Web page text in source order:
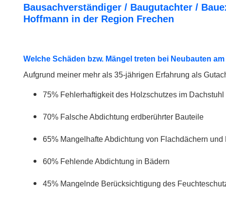
Welche Schäden bzw. Mängel treten bei Neubauten
Aufgrund meiner mehr als 35-jährigen Erfahrung als
75% Fehlerhaftigkeit des Holzschutzes im Dachstuhl
70% Falsche Abdichtung erdberührter Bauteile
65% Mangelhafte Abdichtung von Flachdächern und
60% Fehlende Abdichtung in Bädern
45% Mangelnde Berücksichtigung des
Bausachverständiger / Baugutachter /
Hoffmann in der Region Frechen